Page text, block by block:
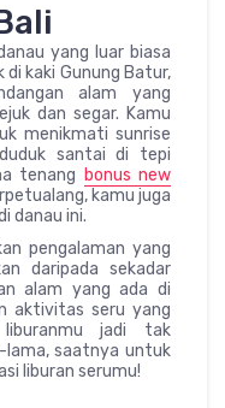
yang luar biasa
kaki Gunung Batur,
alam yang
dan segar. Kamu
menikmati sunrise
santai di tepi
tenang bonus new
kamu juga
danau ini.
pengalaman yang
daripada sekadar
alam yang ada di
aktivitas seru yang
jadi tak
lama, saatnya untuk
liburan serumu!